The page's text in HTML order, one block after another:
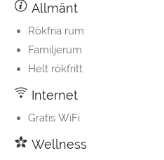
Allmänt
Rökfria rum
Familjerum
Helt rökfritt
Internet
Gratis WiFi
Wellness